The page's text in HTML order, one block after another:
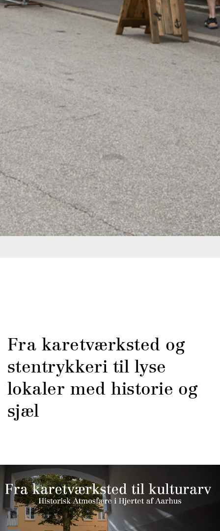
Fra karetværksted og
stentrykkeri til lyse
lokaler med historie og
sjæl